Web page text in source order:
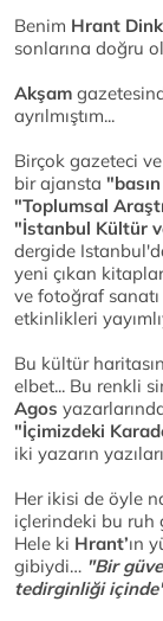
Benim Hrant
sonlarına doğru
Akşam
ayrılmıştım...
Birçok gazeteci
bir ajansta
"Toplumsal
"İstanbul Kültür
dergide
yeni çıkan
ve fotoğraf
etkinlikleri
Bu kültür
elbet... Bu renkli
Agos
"İçimizdeki
iki yazarın
Her ikisi de öyle
içlerindeki bu ruh
Hele ki Hrant’ın
gibiydi… "Bir
tedirginliği